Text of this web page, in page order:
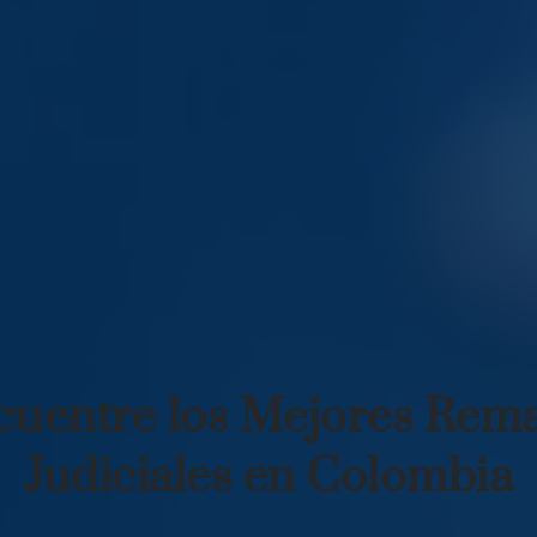
los Mejores
Judiciales en Colombia